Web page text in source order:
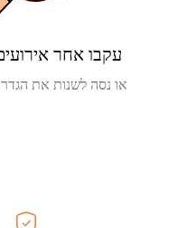
עקבו אחר
או נסה לשנות את